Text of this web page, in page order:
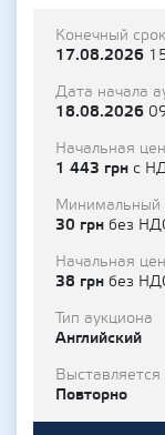
Конечный
17.08.2026
Дата начала
18.08.2026
Начальная
1 443 грн с
Минимальный
30 грн без
Начальная
38 грн без
Тип аукциона
Английский
Выставляется
Повторно